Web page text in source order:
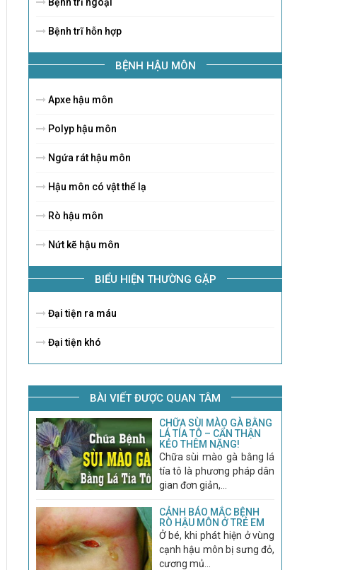
Bệnh trĩ hỗn hợp
BỆNH HẬU MÔN
Apxe hậu môn
Polyp hậu môn
Ngứa rát hậu môn
Hậu môn có vật thể lạ
Rò hậu môn
Nứt kẽ hậu môn
BIỂU HIỆN THƯỜNG GẶP
Đại tiện ra máu
Đại tiện khó
BÀI VIẾT ĐƯỢC QUAN TÂM
CHỮA SÙI MÀO GÀ BẰNG
LÁ TÍA TÔ – CẨN THẬN
KẺO THÊM NẶNG!
Chữa sùi mào gà bằng lá
tía tô là phương pháp dân
gian đơn giản,...
CẢNH BÁO MẮC BỆNH
RÒ HẬU MÔN Ở TRẺ EM
Ở bé, khi phát hiện ở vùng
cạnh hậu môn bị sưng đỏ,
cương mủ...